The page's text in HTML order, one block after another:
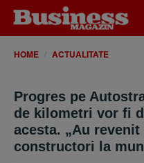
HOME ACTUALITATE
Progres pe
de kilometri vor fi
acesta. „Au
constructori la